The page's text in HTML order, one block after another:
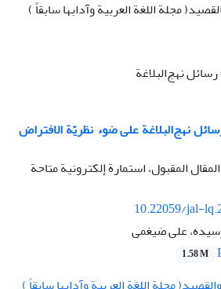
رسائل نهج‌البلاغة
نهج‌البلاغة على ضوء نظريّة الافتراض
المقبول، استمارة إلكترونية متاحة
10.22059/jal-
علی ضیغمی
1.58 M